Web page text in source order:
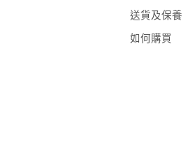
送貨及保養
如何購買